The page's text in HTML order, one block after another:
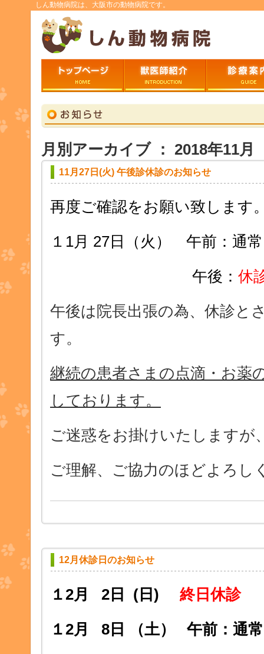
しん動物病院は、大阪市の動物病院です。
月別アーカイブ ： 2018年11月
11月27日(火) 午後診休診のお知らせ
再度ご確認をお願い致します
１1月 27日（火） 午前
午後： 休
午後は院長出張の為、休診と
す。
継続の患者さまの点滴・お薬
しております。
ご迷惑をお掛けいたしますが
ご理解、ご協力のほどよろし
12月休診日のお知らせ
１2月 2日 (日) 終日休診
１2月 8日 （土） 午前：